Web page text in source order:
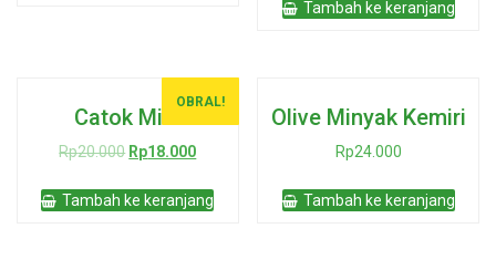
Tambah ke keranjang
OBRAL!
Catok Mini
Rp20.000 Harga
adalah:
Rp20.000.
Rp18.000Harga
ini
adalah:
Tambah ke keranjang
Olive Minyak Kemiri
Rp24.000
Tambah ke keranjang